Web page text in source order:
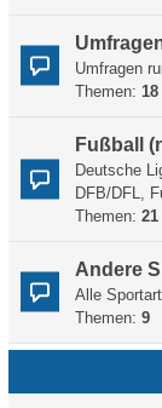
Umfragen
Themen: 18
Fußball
Deutsche
DFB/DFL,
Themen: 21
Andere
Alle
Themen: 9